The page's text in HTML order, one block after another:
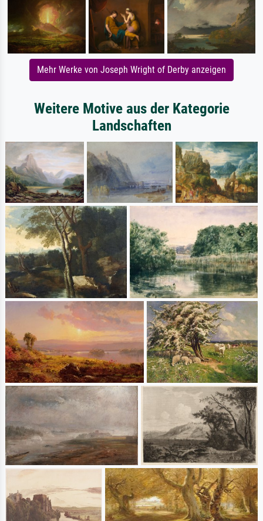
Mehr Werke von Joseph Wright of Derby anzeigen
Weitere Motive aus der Kategorie
Landschaften